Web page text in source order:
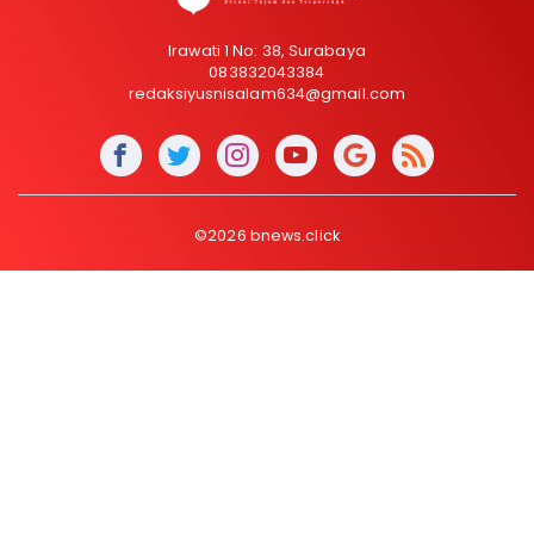
Irawati 1 No: 38, Surabaya
083832043384
redaksiyusnisalam634@gmail.com
©2026 bnews.click